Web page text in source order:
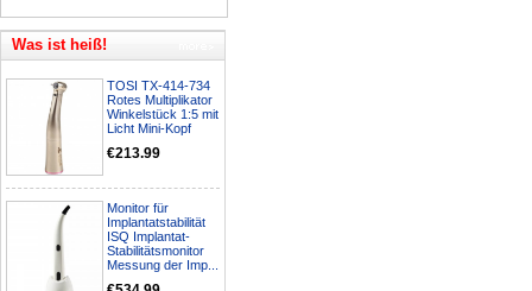
Was ist heiß!
TOSI TX-414-734
Rotes Multiplikator
Winkelstück 1:5 mit
Licht Mini-Kopf
€213.99
Monitor für
Implantatstabilität
ISQ Implantat-
Stabilitätsmonitor
Messung der Imp...